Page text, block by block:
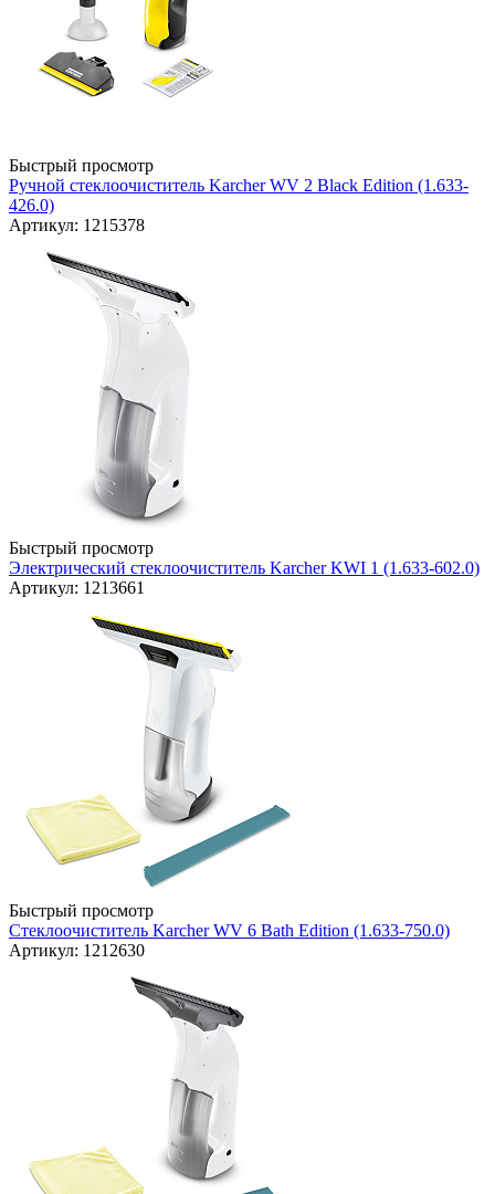
Быстрый просмотр
Ручной стеклоочиститель Karcher WV 2 Black Edition (1.633-
426.0)
Артикул: 1215378
Быстрый просмотр
Электрический стеклоочиститель Karcher KWI 1 (1.633-602.0)
Артикул: 1213661
Быстрый просмотр
Стеклоочиститель Karcher WV 6 Bath Edition (1.633-750.0)
Артикул: 1212630